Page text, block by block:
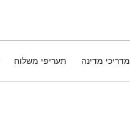
תעריפי משלוח מדריכי מדינה